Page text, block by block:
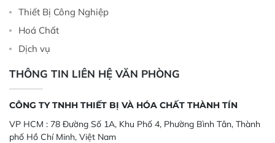
Thiết Bị Công Nghiệp
Hoá Chất
Dịch vụ
THÔNG TIN LIÊN HỆ VĂN PHÒNG
CÔNG TY TNHH THIẾT BỊ VÀ HÓA CHẤT THÀNH TÍN
VP HCM : 78 Đường Số 1A, Khu Phố 4, Phường Bình Tân, Thành
phố Hồ Chí Minh, Việt Nam